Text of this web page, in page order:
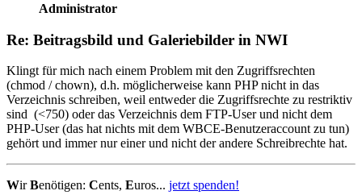
Administrator
Re: Beitragsbild und Galeriebilder in NWI
Klingt für mich nach einem Problem mit den Zugriffsrechten
(chmod / chown), d.h. möglicherweise kann PHP nicht in das
Verzeichnis schreiben, weil entweder die Zugriffsrechte zu restriktiv
sind (<750) oder das Verzeichnis dem FTP-User und nicht dem
PHP-User (das hat nichts mit dem WBCE-Benutzeraccount zu tun)
gehört und immer nur einer und nicht der andere Schreibrechte hat.
WirBenötigen: Cents, Euros... jetzt spenden!